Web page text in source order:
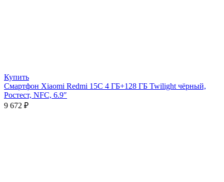
Купить
Смартфон Xiaomi Redmi 15C 4 ГБ+128 ГБ Twilight чёрный,
Ростест, NFC, 6.9″
9 672 ₽